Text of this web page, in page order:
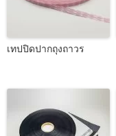
เทปปิดปากถุงถาวร